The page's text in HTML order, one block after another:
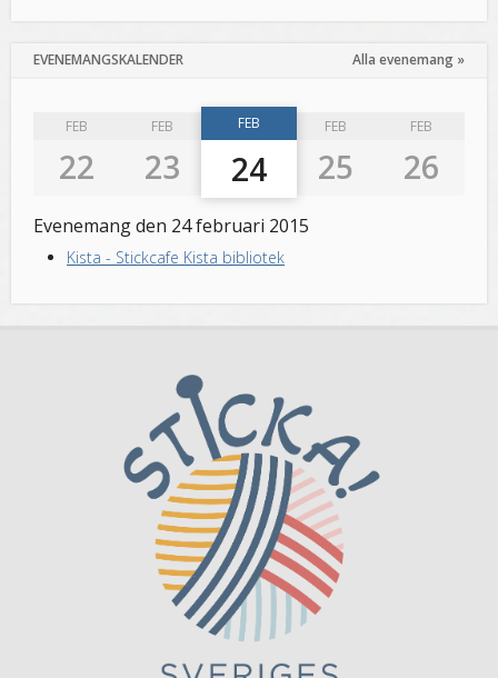
EVENEMANGSKALENDER Alla evenemang »
FEB
22
FEB
23
FEB
24
FEB
25
FEB
26
Evenemang den 24 februari 2015
Kista - Stickcafe Kista bibliotek